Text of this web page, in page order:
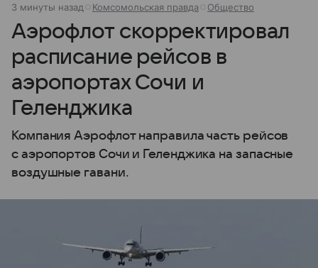
3 минуты назад Комсомольская правда Общество
Аэрофлот скорректировал
расписание рейсов в
аэропортах Сочи и
Геленджика
Компания Аэрофлот направила часть рейсов
с аэропортов Сочи и Геленджика на запасные
воздушные гавани.